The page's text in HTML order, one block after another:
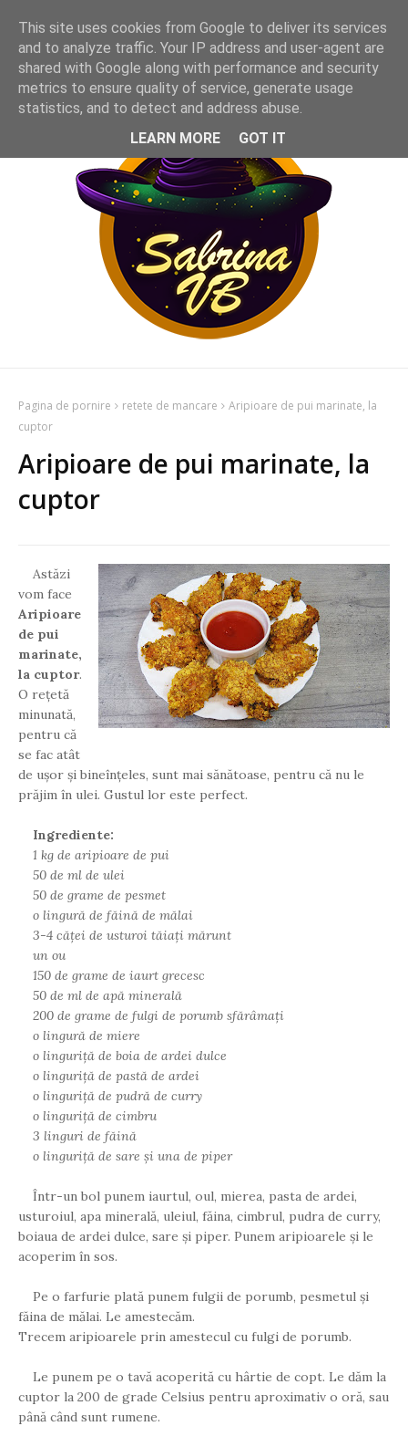
Pagina de pornire retete de mancare
Aripioare de pui marinate, la
cuptor
Aripioare de pui marinate, la
cuptor
Astăzi
vom face
Aripioare
de pui
marinate,
la cuptor.
O rețetă
minunată,
pentru că
se fac atât
de ușor și bineînțeles, sunt mai sănătoase, pentru că nu le
prăjim în ulei. Gustul lor este perfect.
Ingrediente:
1 kg de aripioare de pui
50 de ml de ulei
50 de grame de pesmet
o lingură de făină de mălai
3-4 căței de usturoi tăiați mărunt
un ou
150 de grame de iaurt grecesc
50 de ml de apă minerală
200 de grame de fulgi de porumb sfărâmați
o lingură de miere
o linguriță de boia de ardei dulce
o linguriță de pastă de ardei
o linguriță de pudră de curry
o linguriță de cimbru
3 linguri de făină
o linguriță de sare și una de piper
Într-un bol punem iaurtul, oul, mierea, pasta de ardei,
usturoiul, apa minerală, uleiul, făina, cimbrul, pudra de curry,
boiaua de ardei dulce, sare și piper. Punem aripioarele și le
acoperim în sos.
Pe o farfurie plată punem fulgii de porumb, pesmetul și
făina de mălai. Le amestecăm.
Trecem aripioarele prin amestecul cu fulgi de porumb.
Le punem pe o tavă acoperită cu hârtie de copt. Le dăm la
cuptor la 200 de grade Celsius pentru aproximativ o oră, sau
până când sunt rumene.
This site uses cookies from Google to deliver its services
and to analyze traffic. Your IP address and user-agent are
shared with Google along with performance and security
metrics to ensure quality of service, generate usage
statistics, and to detect and address abuse.
LEARN MORE
GOT IT